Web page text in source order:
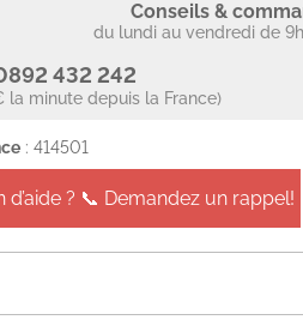
Conseils &
du lundi au vendredi de
432 242
la minute depuis la France)
: 414501
d’aide ? 📞 Demandez un rappel!